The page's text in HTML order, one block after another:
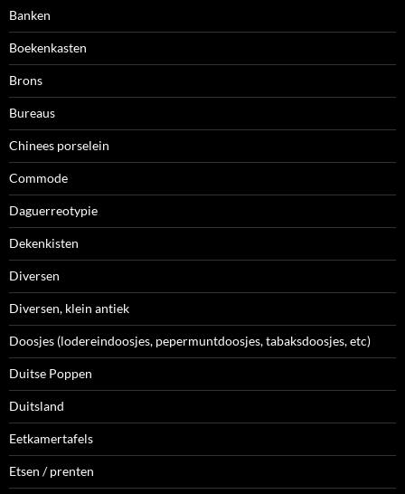
Banken
Boekenkasten
Brons
Bureaus
Chinees porselein
Commode
Daguerreotypie
Dekenkisten
Diversen
Diversen, klein antiek
Doosjes (lodereindoosjes, pepermuntdoosjes, tabaksdoosjes, etc)
Duitse Poppen
Duitsland
Eetkamertafels
Etsen / prenten